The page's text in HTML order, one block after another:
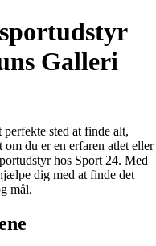
Galleri
sted at finde alt,
du er en erfaren atlet eller
hos Sport 24. Med
dig med at finde det
mål.